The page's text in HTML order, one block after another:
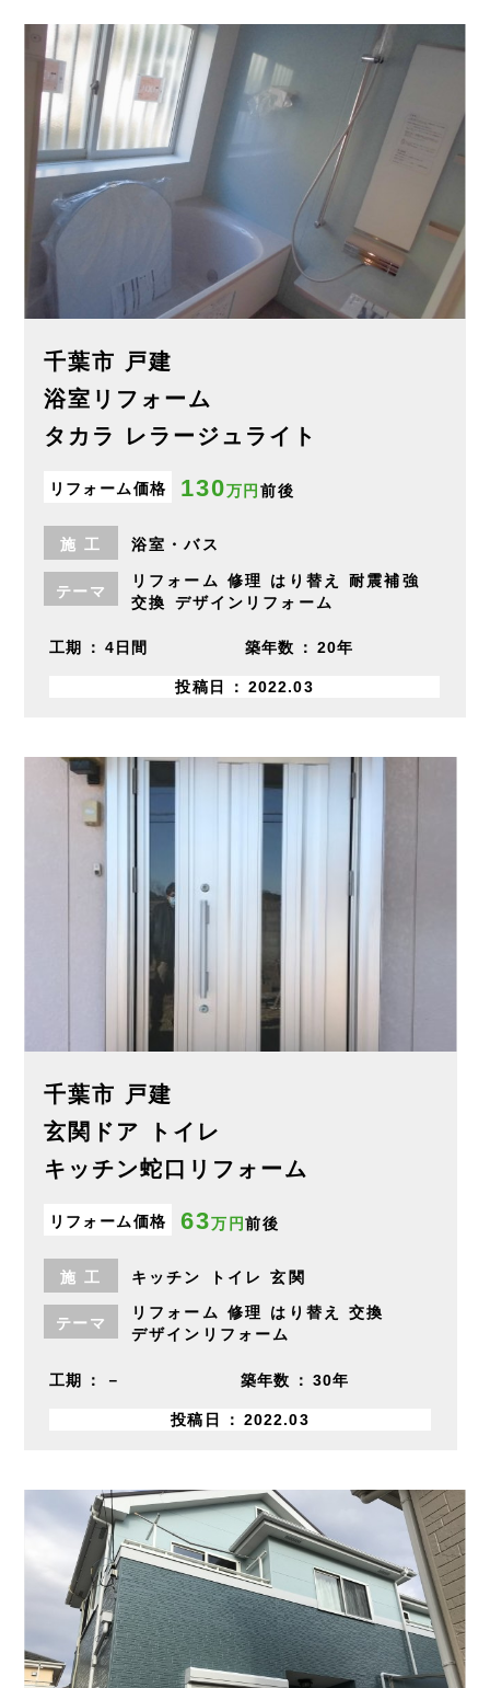
千葉市 戸建
浴室リフォーム
タカラ レラージュライト
リフォーム価格 130万円 前後
施工 浴室・バス
テーマ
リフォーム 修理 はり替え
耐震補強
交換
デザインリフォーム
工期 4日間 築年数 20年
投稿日 2022.03
千葉市 戸建
玄関ドア トイレ
キッチン蛇口リフォーム
リフォーム価格 63万円前後
施工 キッチン トイレ 玄関
テーマ
リフォーム 修理 はり替え
交換
デザインリフォーム
工期 － 築年数 30年
投稿日 2022.03